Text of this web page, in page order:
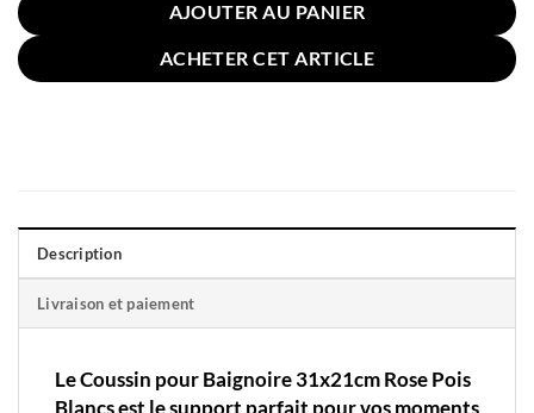
AJOUTER AU PANIER
ACHETER CET ARTICLE
Description
Livraison et paiement
Le Coussin pour Baignoire 31x21cm Rose Pois
Blancs est le support parfait pour vos moments